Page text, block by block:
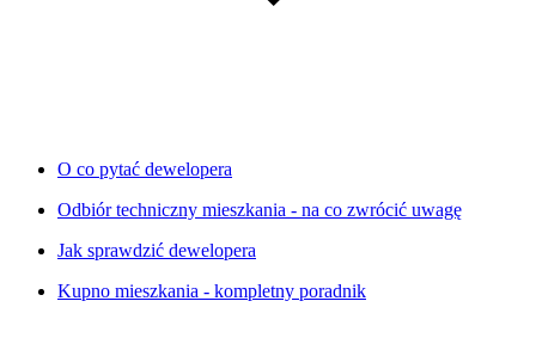
O co pytać dewelopera
Odbiór techniczny mieszkania - na co zwrócić uwagę
Jak sprawdzić dewelopera
Kupno mieszkania - kompletny poradnik